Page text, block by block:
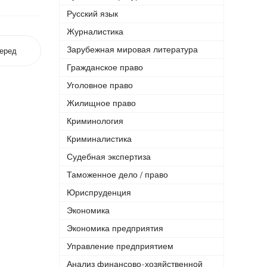
Русский язык
Журналистика
Зарубежная мировая литература
Гражданское право
Уголовное право
Жилищное право
Криминология
Криминалистика
Судебная экспертиза
Таможенное дело / право
Юриспруденция
Экономика
Экономика предприятия
Управление предприятием
Анализ финансово-хозяйственной